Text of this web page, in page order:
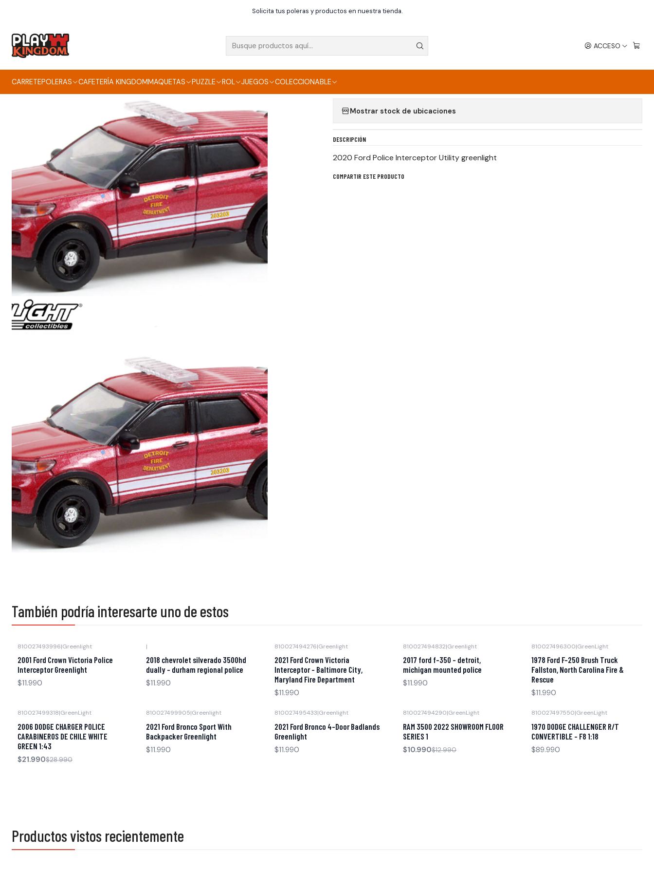
ACCESO
CARRETEPOLERAS CAFETERÍA KINGDOMMAQUETAS PUZZLE ROL JUEGOS COLECCIONABLE
Solicita tus poleras y productos en nuestra tienda.
Die Cast 2020 Ford Police Interceptor Utility greenlight
2020 FORD POLICE INTERCEPTOR UTILITY GREENLIGHT
Mostrar stock de ubicaciones
DESCRIPCIÓN
2020 Ford Police Interceptor Utility greenlight
COMPARTIR ESTE PRODUCTO
También podría interesarte uno de estos
810027493996|Greenlight
2001 Ford Crown Victoria Police
Interceptor Greenlight
$11.990
|
2018 chevrolet silverado 3500hd
dually - durham regional police
$11.990
810027494276|Greenlight
2021 Ford Crown Victoria
Interceptor - Baltimore City,
Maryland Fire Department
$11.990
810027494832|Greenlight
2017 ford f-350 - detroit,
michigan mounted police
$11.990
810027496300|GreenLight
1978 Ford F-250 Brush Truck
Fallston, North Carolina Fire &
Rescue
$11.990
Agotado
810027499318|GreenLight
2006 DODGE CHARGER POLICE
CARABINEROS DE CHILE WHITE
GREEN 1:43
$21.990$28.990
810027499905|Greenlight
2021 Ford Bronco Sport With
Backpacker Greenlight
$11.990
810027495433|Greenlight
2021 Ford Bronco 4-Door Badlands
Greenlight
$11.990
Agotado
810027494290|GreenLight
RAM 3500 2022 SHOWROOM FLOOR
SERIES 1
$10.990$12.990
810027497550|GreenLight
1970 DODGE CHALLENGER R/T
CONVERTIBLE - F8 1:18
$89.990
Productos vistos recientemente